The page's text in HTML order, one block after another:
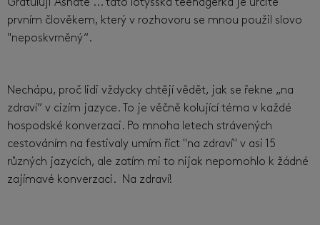
Gratuluji Asnāte ... tato lotyšská teenagerka je určitě
prvním člověkem, který v rozhovoru se mnou použil slovo
"neposkvrněný“.
Nechápu, proč lidi vždycky chtějí vědět, jak se řekne „na
zdraví“ v cizím jazyce. To je věčně kolující téma v každé
hospodské konverzaci. Po mnoha letech strávených
cestováním na festivaly umím říct "na zdraví" v asi 15
různých jazycích, ale zatím mi to nijak nepomohlo k žádné
zajímavé konverzaci. Na zdraví!